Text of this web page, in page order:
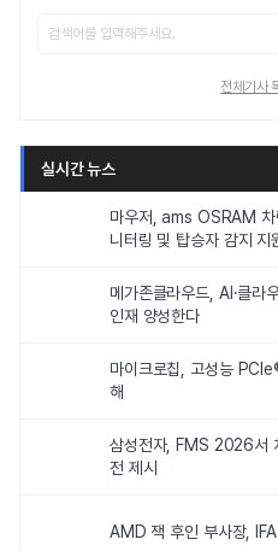
전체기사
실시간 뉴스
마우저, ams OSRAM 차
니터링 및 탑승자 감지 지
메가존클라우드, AI·클라
인재 양성한다
마이크로칩, 고성능
해
삼성전자, FMS 2026서
전 제시
AMD 잭 후인 부사장,